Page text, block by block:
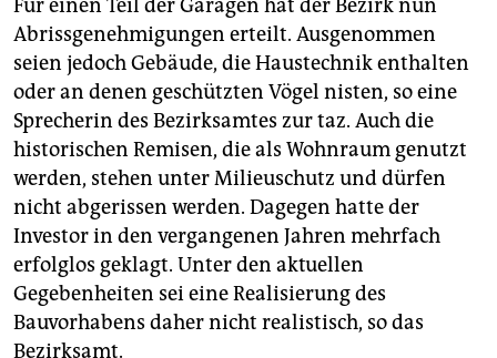
Für einen Teil der Garagen hat der Bezirk nun
Abrissgenehmigungen erteilt. Ausgenommen
seien jedoch Gebäude, die Haustechnik enthalten
oder an denen geschützten Vögel nisten, so eine
Sprecherin des Bezirksamtes zur taz. Auch die
historischen Remisen, die als Wohnraum genutzt
werden, stehen unter Milieuschutz und dürfen
nicht abgerissen werden. Dagegen hatte der
Investor in den vergangenen Jahren mehrfach
erfolglos geklagt. Unter den aktuellen
Gegebenheiten sei eine Realisierung des
Bauvorhabens daher nicht realistisch, so das
Bezirksamt.